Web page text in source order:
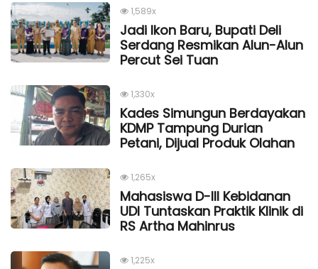
1,589x
Jadi Ikon Baru, Bupati Deli
Serdang Resmikan Alun-Alun
Percut Sei Tuan
1,330x
Kades Simungun Berdayakan
KDMP Tampung Durian
Petani, Dijual Produk Olahan
1,265x
Mahasiswa D-III Kebidanan
UDI Tuntaskan Praktik Klinik di
RS Artha Mahinrus
1,225x